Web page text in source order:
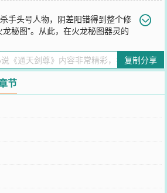
手头号人物，阴差阳错得到整个修
秘图”。从此，在火龙秘图器灵的
十方精器，集众生信仰，铸通天神器。然
下，却是一个更神秘的身份在发挥作
，亮剑天下，鬼哭神惊；通天之道，任我
！
复制分享
节